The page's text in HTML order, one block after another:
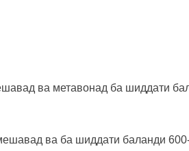
ва метавонад ба шиддати
ва ба шиддати баланди